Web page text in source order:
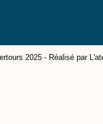
2025 - Réalisé par